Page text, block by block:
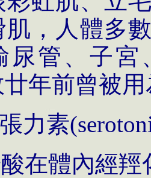
肌，人體多
尿管、子宮
年前曾被
力素
在體內經羥